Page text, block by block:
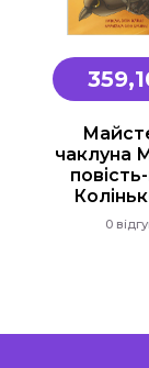
чаклуна
0